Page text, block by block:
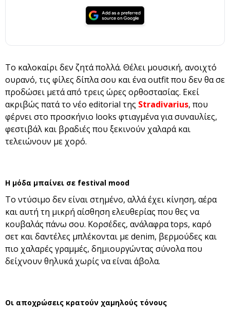
Το καλοκαίρι δεν ζητά πολλά. Θέλει μουσική, ανοιχτό
ουρανό, τις φίλες δίπλα σου και ένα outfit που δεν θα σε
προδώσει μετά από τρεις ώρες ορθοστασίας. Εκεί
ακριβώς πατά το νέο editorial της Stradivarius, που
φέρνει στο προσκήνιο looks φτιαγμένα για συναυλίες,
φεστιβάλ και βραδιές που ξεκινούν χαλαρά και
τελειώνουν με χορό.
Η μόδα μπαίνει σε festival mood
Το ντύσιμο δεν είναι στημένο, αλλά έχει κίνηση, αέρα
και αυτή τη μικρή αίσθηση ελευθερίας που θες να
κουβαλάς πάνω σου. Κορσέδες, ανάλαφρα tops, καρό
σετ και δαντέλες μπλέκονται με denim, βερμούδες και
πιο χαλαρές γραμμές, δημιουργώντας σύνολα που
δείχνουν θηλυκά χωρίς να είναι άβολα.
Οι αποχρώσεις κρατούν χαμηλούς τόνους